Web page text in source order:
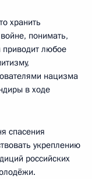
хранить
понимать,
любое
нацизма
в ходе
спасения
укреплению
российских